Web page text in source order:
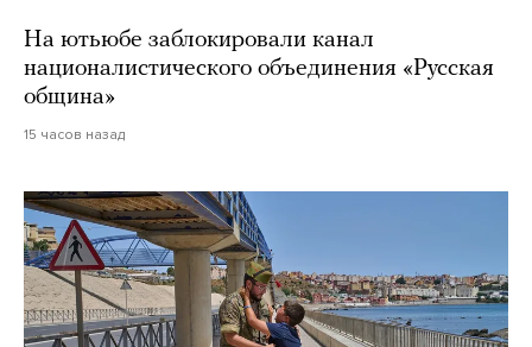
На ютьюбе заблокировали канал
националистического объединения «Русская
община»
15 часов назад